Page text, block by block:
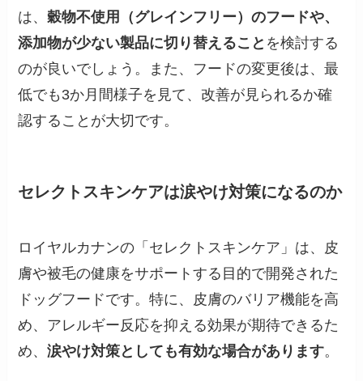
は、 穀物不使用（グレインフリー）のフードや、
添加物が少ない製品に切り替えること を検討する
のが良いでしょう。また、フードの変更後は、最
低でも3か月間様子を見て、改善が見られるか確
認することが大切です。
セレクトスキンケアは涙やけ対策になるのか
ロイヤルカナンの「セレクトスキンケア」は、皮
膚や被毛の健康をサポートする目的で開発された
ドッグフードです。特に、皮膚のバリア機能を高
め、アレルギー反応を抑える効果が期待できるた
め、涙やけ対策としても有効な場合があります。